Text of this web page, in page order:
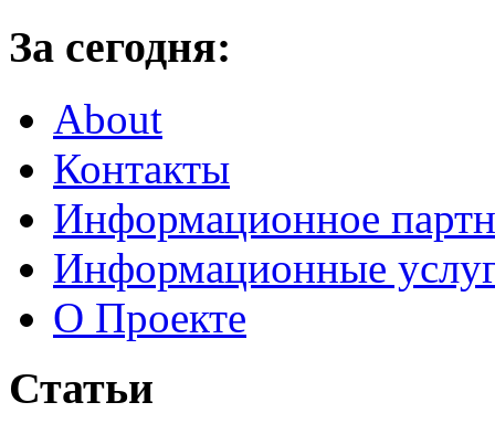
За сегодня:
About
Контакты
Информационное
Информационные
О Проекте
Статьи